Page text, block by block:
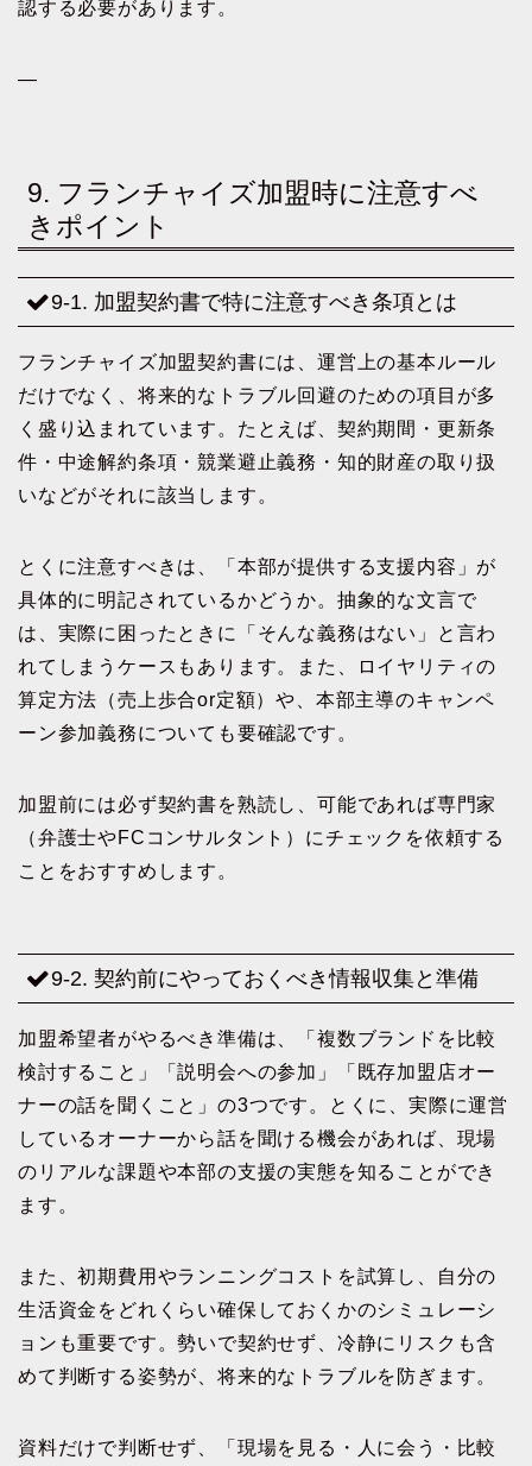
認する必要があります。
—
9. フランチャイズ加盟時に注意すべ
きポイント
9-1. 加盟契約書で特に注意すべき条項とは
フランチャイズ加盟契約書には、運営上の基本ルール
だけでなく、将来的なトラブル回避のための項目が多
く盛り込まれています。たとえば、契約期間・更新条
件・中途解約条項・競業避止義務・知的財産の取り扱
いなどがそれに該当します。
とくに注意すべきは、「本部が提供する支援内容」が
具体的に明記されているかどうか。抽象的な文言で
は、実際に困ったときに「そんな義務はない」と言わ
れてしまうケースもあります。また、ロイヤリティの
算定方法（売上歩合or定額）や、本部主導のキャンペ
ーン参加義務についても要確認です。
加盟前には必ず契約書を熟読し、可能であれば専門家
（弁護士やFCコンサルタント）にチェックを依頼する
ことをおすすめします。
9-2. 契約前にやっておくべき情報収集と準備
加盟希望者がやるべき準備は、「複数ブランドを比較
検討すること」「説明会への参加」「既存加盟店オー
ナーの話を聞くこと」の3つです。とくに、実際に運営
しているオーナーから話を聞ける機会があれば、現場
のリアルな課題や本部の支援の実態を知ることができ
ます。
また、初期費用やランニングコストを試算し、自分の
生活資金をどれくらい確保しておくかのシミュレーシ
ョンも重要です。勢いで契約せず、冷静にリスクも含
めて判断する姿勢が、将来的なトラブルを防ぎます。
資料だけで判断せず、「現場を見る・人に会う・比較